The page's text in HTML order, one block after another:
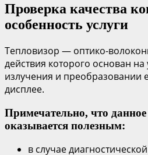
Проверка качества
особенность услуги
Тепловизор — оптико-
действия которого основан
излучения и преобразовании
дисплее.
Примечательно, что данное
оказывается полезным:
в случае